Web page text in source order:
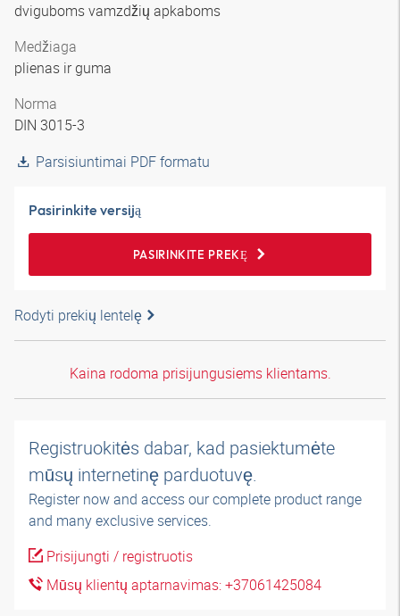
dviguboms vamzdžių apkaboms
Medžiaga
plienas ir guma
Norma
DIN 3015-3
Parsisiuntimai PDF formatu
Pasirinkite versiją
PASIRINKITE PREKĘ
Rodyti prekių lentelę
Kaina rodoma prisijungusiems klientams.
Registruokitės dabar, kad pasiektumėte
mūsų internetinę parduotuvę.
Register now and access our complete product range
and many exclusive services.
Prisijungti / registruotis
Mūsų klientų aptarnavimas: +37061425084